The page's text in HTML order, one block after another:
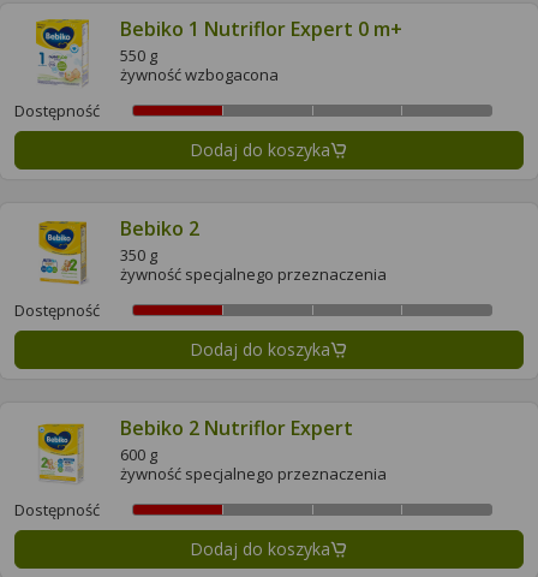
Bebiko 1 Nutriflor Expert 0 m+
550 g
żywność wzbogacona
Dostępność
Dodaj do koszyka
Bebiko 2
350 g
żywność specjalnego przeznaczenia
Dostępność
Dodaj do koszyka
Bebiko 2 Nutriflor Expert
600 g
żywność specjalnego przeznaczenia
Dostępność
Dodaj do koszyka